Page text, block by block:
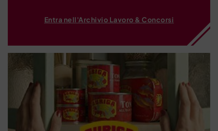
Entra nell'Archivio Lavoro & Concorsi